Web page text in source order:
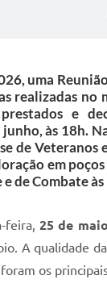
uma
realizadas
e
às 18h.
Veteranos
em
e de Combate
feira, 25 de
A qualidade
os